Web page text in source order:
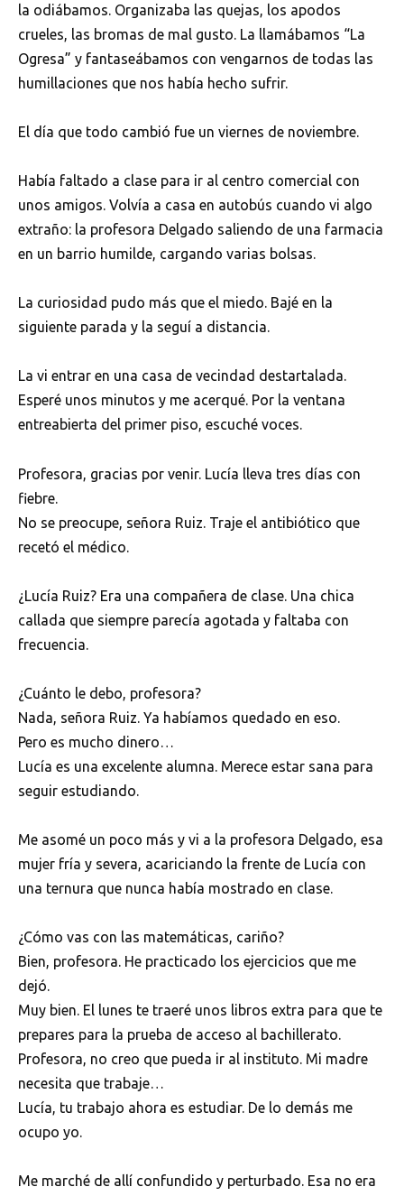
la odiábamos. Organizaba las quejas, los apodos
crueles, las bromas de mal gusto. La llamábamos “La
Ogresa” y fantaseábamos con vengarnos de todas las
humillaciones que nos había hecho sufrir.
El día que todo cambió fue un viernes de noviembre.
Había faltado a clase para ir al centro comercial con
unos amigos. Volvía a casa en autobús cuando vi algo
extraño: la profesora Delgado saliendo de una farmacia
en un barrio humilde, cargando varias bolsas.
La curiosidad pudo más que el miedo. Bajé en la
siguiente parada y la seguí a distancia.
La vi entrar en una casa de vecindad destartalada.
Esperé unos minutos y me acerqué. Por la ventana
entreabierta del primer piso, escuché voces.
Profesora, gracias por venir. Lucía lleva tres días con
fiebre.
No se preocupe, señora Ruiz. Traje el antibiótico que
recetó el médico.
¿Lucía Ruiz? Era una compañera de clase. Una chica
callada que siempre parecía agotada y faltaba con
frecuencia.
¿Cuánto le debo, profesora?
Nada, señora Ruiz. Ya habíamos quedado en eso.
Pero es mucho dinero…
Lucía es una excelente alumna. Merece estar sana para
seguir estudiando.
Me asomé un poco más y vi a la profesora Delgado, esa
mujer fría y severa, acariciando la frente de Lucía con
una ternura que nunca había mostrado en clase.
¿Cómo vas con las matemáticas, cariño?
Bien, profesora. He practicado los ejercicios que me
dejó.
Muy bien. El lunes te traeré unos libros extra para que te
prepares para la prueba de acceso al bachillerato.
Profesora, no creo que pueda ir al instituto. Mi madre
necesita que trabaje…
Lucía, tu trabajo ahora es estudiar. De lo demás me
ocupo yo.
Me marché de allí confundido y perturbado. Esa no era